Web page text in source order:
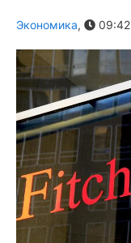
Экономика, 09:42